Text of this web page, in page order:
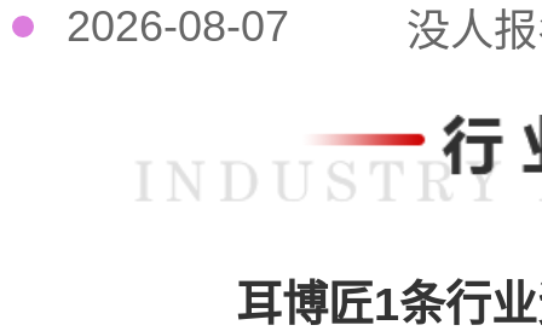
2026-08-07 没人
耳博匠1条行